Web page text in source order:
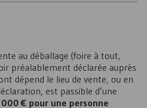
au déballage (foire à tout,
préalablement déclarée auprès
dépend le lieu de vente, ou en
est passible d’une
€ pour une personne